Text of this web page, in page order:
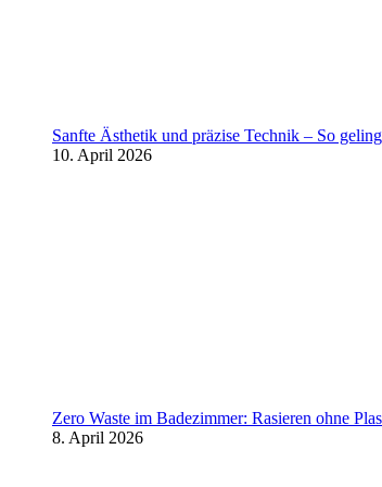
Sanfte Ästhetik und präzise Technik – So
10. April 2026
Zero Waste im Badezimmer: Rasieren ohne
8. April 2026